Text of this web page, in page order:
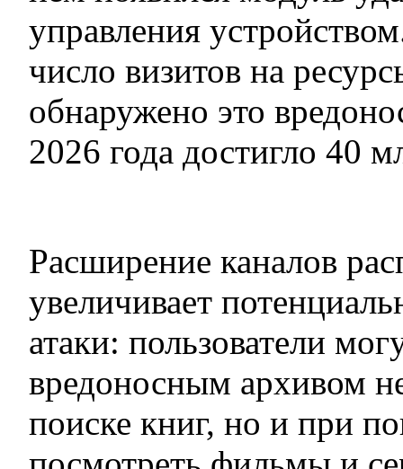
управления
число визитов на
обнаружено это
2026 года достигло 40
Расширение каналов
увеличивает
атаки: пользователи
вредоносным архивом
поиске книг, но и при